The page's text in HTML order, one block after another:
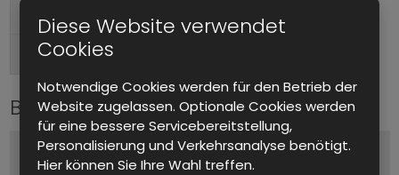
Formfaktor
Anschlüsse (Ausgang)
Bitte kontaktieren Sie uns
Name und Vorname *
Diese Website verwendet
Cookies
Notwendige Cookies werden für den Betrieb der
Website zugelassen. Optionale Cookies werden
für eine bessere Servicebereitstellung,
Personalisierung und Verkehrsanalyse benötigt.
Hier können Sie Ihre Wahl treffen.